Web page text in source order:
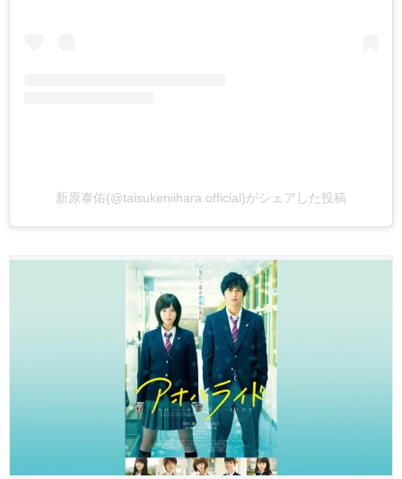
新原泰佑(@taisukeniihara.official)がシェアした投稿